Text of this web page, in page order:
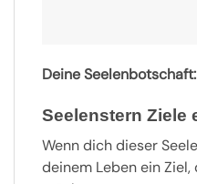
Deine Seelenbotschaft:
Seelenstern Ziele
Wenn dich dieser
deinem Leben ein